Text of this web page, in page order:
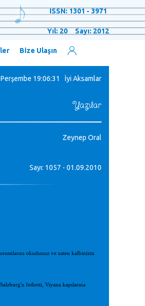
ISSN: 1301 - 3971
Yıl: 20 Sayı: 2012
Bize Ulaşın
19:06:32 İyi Aksamlar
Yazılar
Zeynep Oral
Sayı: 1057 - 01.09.2010
okudunuz ve zaten kalbinizin
fethetti, Viyana kapılarına